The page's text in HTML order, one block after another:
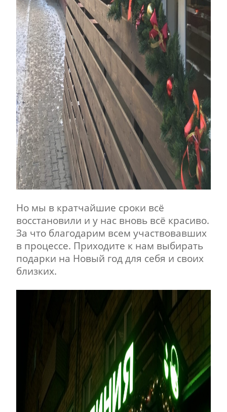
Но мы в кратчайшие сроки всё
восстановили и у нас вновь всё красиво.
За что благодарим всем участвовавших
в процессе. Приходите к нам выбирать
подарки на Новый год для себя и своих
близких.